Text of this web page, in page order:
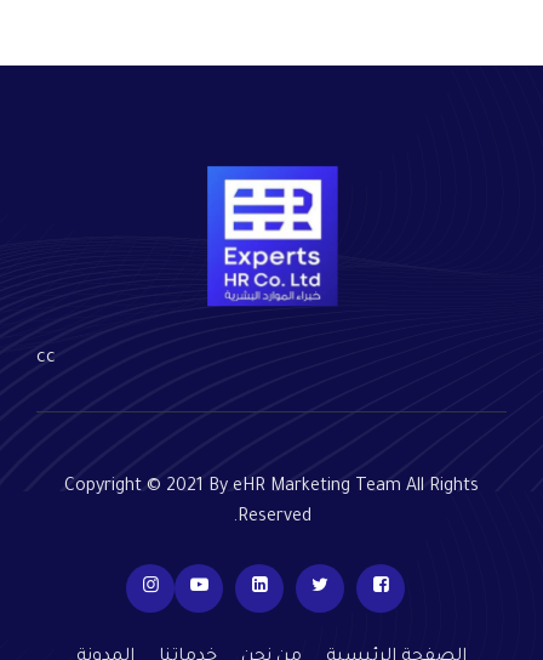
cc
Copyright © 2021 By eHR Marketing Team All Rights
Reserved.